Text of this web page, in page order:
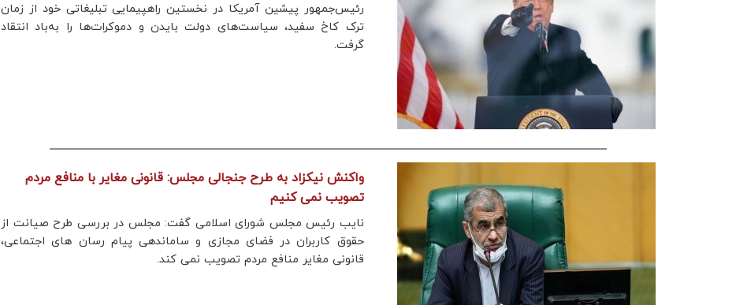
رئیس‌جمهور پیشین آمریکا در نخستین راهپیمایی تبلیغاتی خود از زمان
ترک کاخ سفید، سیاست‌های دولت بایدن و دموکرات‌ها را به‌باد انتقاد
گرفت.
واکنش نیکزاد به طرح جنجالی مجلس: قانونی مغایر با منافع مردم
تصویب نمی کنیم
نایب رئیس مجلس شورای اسلامی گفت: مجلس در بررسی طرح صیانت از
حقوق کاربران در فضای مجازی و ساماندهی پیام رسان های اجتماعی،
قانونی مغایر منافع مردم تصویب نمی کند.
ماجرای قلعه‌های متعدد در جنوب ایران چیست؟